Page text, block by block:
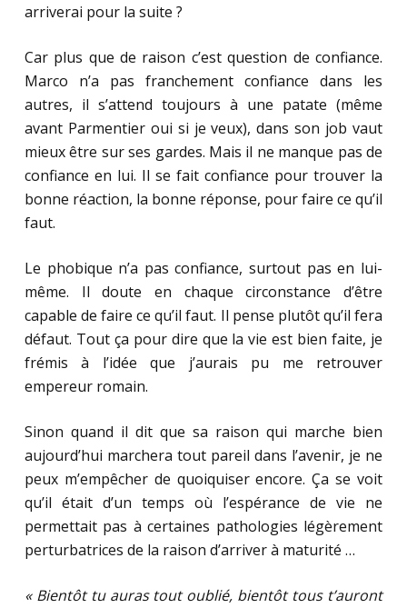
arriverai pour la suite ?
Car plus que de raison c’est question de confiance.
Marco n’a pas franchement confiance dans les
autres, il s’attend toujours à une patate (même
avant Parmentier oui si je veux), dans son job vaut
mieux être sur ses gardes. Mais il ne manque pas de
confiance en lui. Il se fait confiance pour trouver la
bonne réaction, la bonne réponse, pour faire ce qu’il
faut.
Le phobique n’a pas confiance, surtout pas en lui-
même. Il doute en chaque circonstance d’être
capable de faire ce qu’il faut. Il pense plutôt qu’il fera
défaut. Tout ça pour dire que la vie est bien faite, je
frémis à l’idée que j’aurais pu me retrouver
empereur romain.
Sinon quand il dit que sa raison qui marche bien
aujourd’hui marchera tout pareil dans l’avenir, je ne
peux m’empêcher de quoiquiser encore. Ça se voit
qu’il était d’un temps où l’espérance de vie ne
permettait pas à certaines pathologies légèrement
perturbatrices de la raison d’arriver à maturité …
« Bientôt tu auras tout oublié, bientôt tous t’auront